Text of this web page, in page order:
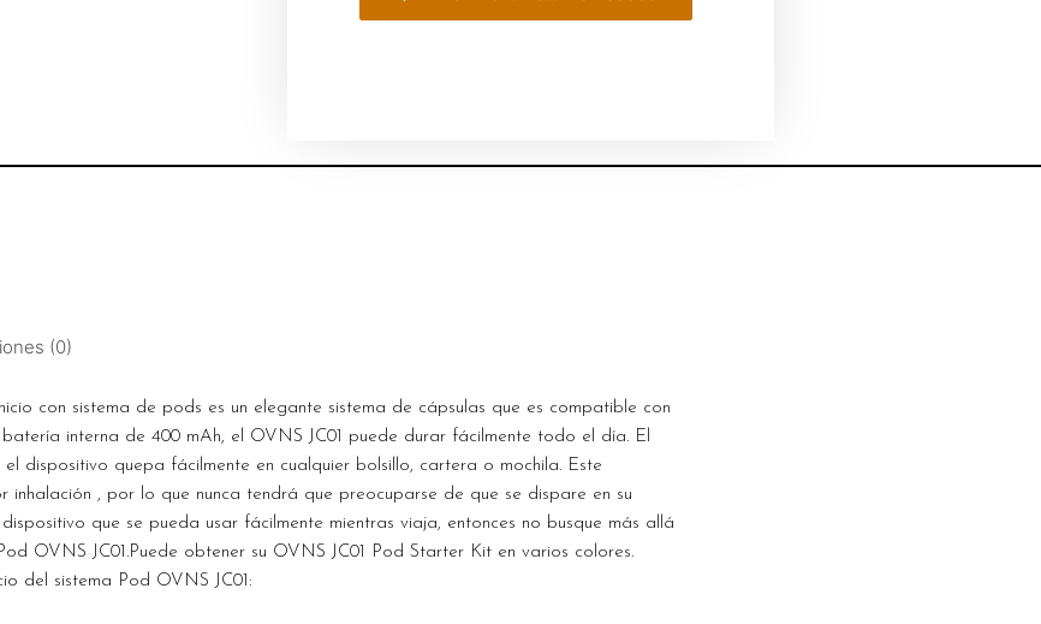
(0)
con sistema de pods es un elegante sistema de cápsulas que es compatible con
batería interna de 400 mAh, el OVNS JC01 puede durar fácilmente todo el día. El
dispositivo quepa fácilmente en cualquier bolsillo, cartera o mochila. Este
inhalación , por lo que nunca tendrá que preocuparse de que se dispare en su
que se pueda usar fácilmente mientras viaja, entonces no busque más allá
OVNS JC01.Puede obtener su OVNS JC01 Pod Starter Kit en varios colores.
del sistema Pod OVNS JC01: